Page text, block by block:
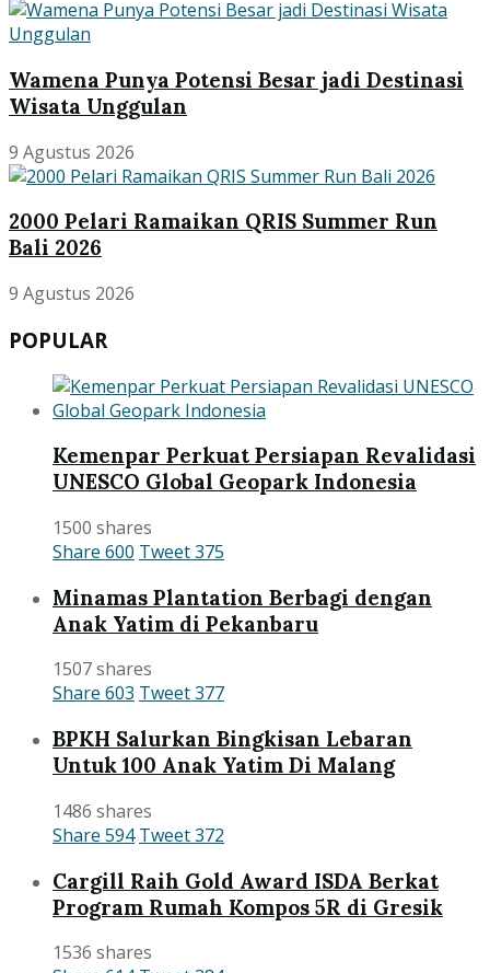
Wamena Punya Potensi Besar jadi Destinasi
Wisata Unggulan
9 Agustus 2026
2000 Pelari Ramaikan QRIS Summer Run
Bali 2026
9 Agustus 2026
POPULAR
Kemenpar Perkuat Persiapan Revalidasi
UNESCO Global Geopark Indonesia
1500 shares
Share 600 Tweet375
Minamas Plantation Berbagi dengan
Anak Yatim di Pekanbaru
1507 shares
Share 603 Tweet377
BPKH Salurkan Bingkisan Lebaran
Untuk 100 Anak Yatim Di Malang
1486 shares
Share 594 Tweet372
Cargill Raih Gold Award ISDA Berkat
Program Rumah Kompos 5R di Gresik
1536 shares